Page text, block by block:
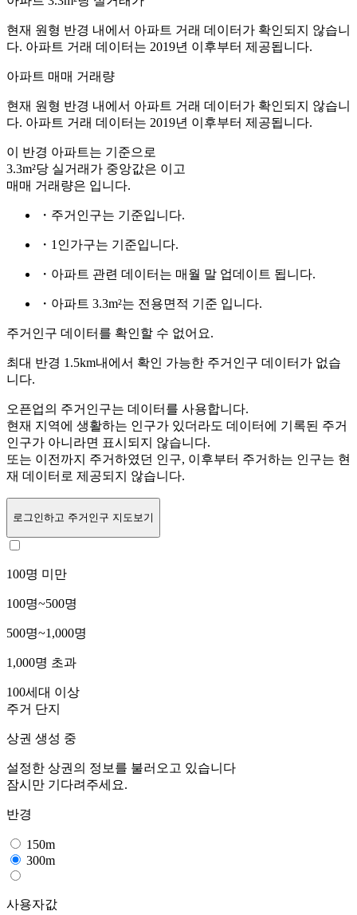
현재 원형 반경 내에서 아파트 거래 데이터가 확인되지 않습니
다. 아파트 거래 데이터는 2019년 이후부터 제공됩니다.
아파트 매매 거래량
현재 원형 반경 내에서 아파트 거래 데이터가 확인되지 않습니
다. 아파트 거래 데이터는 2019년 이후부터 제공됩니다.
이 반경 아파트는 기준으로
3.3m²당 실거래가 중앙값은 이고
매매 거래량은 입니다.
・주거인구는 기준입니다.
・1인가구는 기준입니다.
・아파트 관련 데이터는 매월 말 업데이트 됩니다.
・아파트 3.3m²는 전용면적 기준 입니다.
주거인구 데이터를 확인할 수 없어요.
최대 반경 1.5km내에서 확인 가능한 주거인구 데이터가 없습
니다.
오픈업의 주거인구는 데이터를 사용합니다.
현재 지역에 생활하는 인구가 있더라도 데이터에 기록된 주거
인구가 아니라면 표시되지 않습니다.
또는 이전까지 주거하였던 인구, 이후부터 주거하는 인구는 현
재 데이터로 제공되지 않습니다.
로그인하고 주거인구 지도보기
100명 미만
100명~500명
500명~1,000명
1,000명 초과
100세대 이상
주거 단지
상권 생성 중
설정한 상권의 정보를 불러오고 있습니다
잠시만 기다려주세요.
반경
150m
300m
사용자값